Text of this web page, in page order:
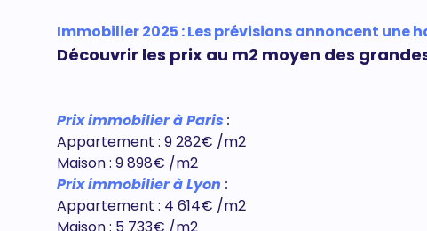
Immobilier 2025 : Les prévisions annoncent une
Découvrir les prix au m2 moyen des
Prix immobilier à Paris:
Appartement : 9 282€ /m2
Maison : 9 898€ /m2
Prix immobilier à Lyon :
Appartement : 4 614€ /m2
Maison : 5 733€ /m2